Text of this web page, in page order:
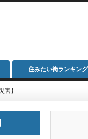
住みたい街ランキング
害】